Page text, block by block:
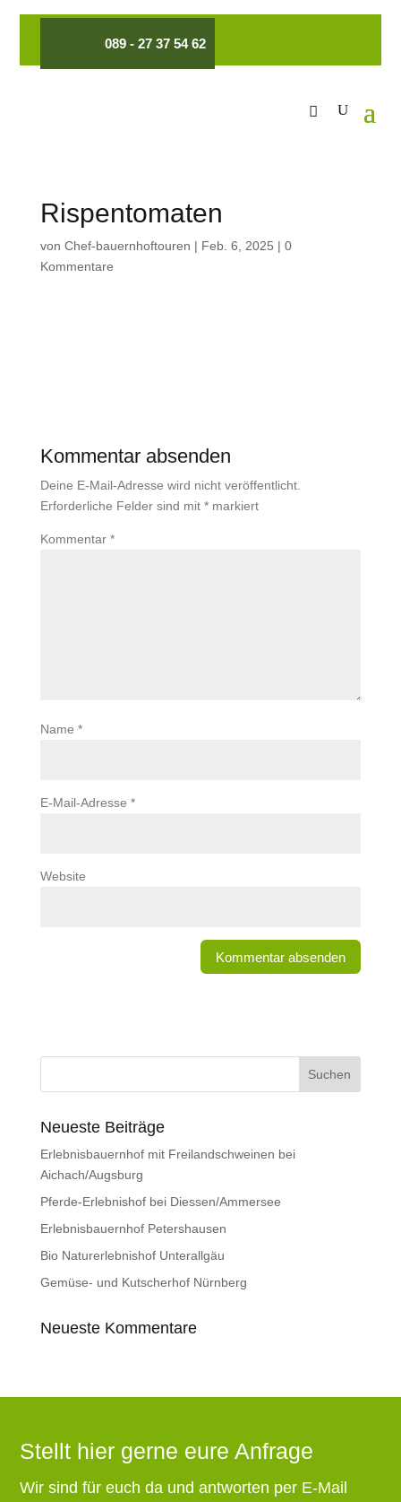
089 - 27 37 54 62
Rispentomaten
von Chef-bauernhoftouren | Feb. 6, 2025 | 0
Kommentare
Kommentar absenden
Deine E-Mail-Adresse wird nicht veröffentlicht.
Erforderliche Felder sind mit *markiert
Kommentar *
Name *
E-Mail-Adresse *
Website
Neueste Beiträge
Erlebnisbauernhof mit Freilandschweinen bei
Aichach/Augsburg
Pferde-Erlebnishof bei Diessen/Ammersee
Erlebnisbauernhof Petershausen
Bio Naturerlebnishof Unterallgäu
Gemüse- und Kutscherhof Nürnberg
Neueste Kommentare
Stellt hier gerne eure Anfrage
Wir sind für euch da und antworten per E-Mail